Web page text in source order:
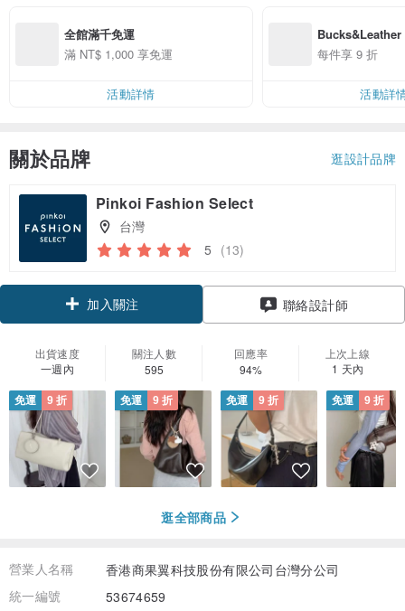
全館滿千免運
滿 NT$ 1,000 享免運
活動詳情
Bucks&Leather
享 9 折優惠
每件享 9 折
活動詳
關於品牌 逛設計品牌
Pinkoi Fashion Select
台灣
5 (13)
加入關注 聯絡設計師
出貨速度
一週內
關注人數
595
回應率
94%
上次上線
1 天內
免運 9 折 免運 9 折 免運 9 折 免運 9 折
逛全部商品
營業人名稱
香港商果翼科技股份有限公司台灣分公司
統一編號
53674659